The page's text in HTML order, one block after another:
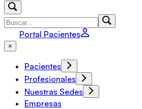
Portal Pacientes
×
Pacientes
Profesionales
Nuestras Sedes
Empresas